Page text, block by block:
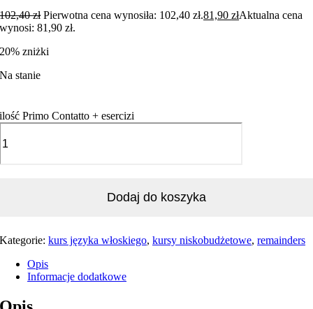
102,40zł Pierwotna cena wynosiła: 102,40 zł.81,90złAktualna cena
wynosi: 81,90 zł.
20% zniżki
Na stanie
ilość Primo Contatto + esercizi
Dodaj do koszyka
Kategorie:kurs języka włoskiego,kursy niskobudżetowe,remainders
Opis
Informacje dodatkowe